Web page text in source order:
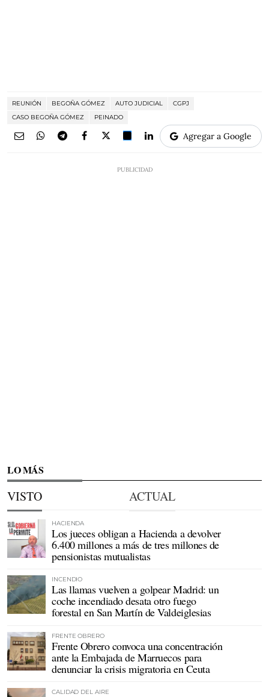
REUNIÓN BEGOÑA GÓMEZ AUTO JUDICIAL
CGPJ
CASO BEGOÑA GÓMEZ
PEINADO
Agregar a Google
LO MÁS
VISTO ACTUAL
HACIENDA
Los jueces obligan a Hacienda a devolver
6.400 millones a más de tres millones de
pensionistas mutualistas
INCENDIO
Las llamas vuelven a golpear Madrid: un
coche incendiado desata otro fuego
forestal en San Martín de Valdeiglesias
FRENTE OBRERO
Frente Obrero convoca una concentración
ante la Embajada de Marruecos para
denunciar la crisis migratoria en Ceuta
CALIDAD DEL AIRE